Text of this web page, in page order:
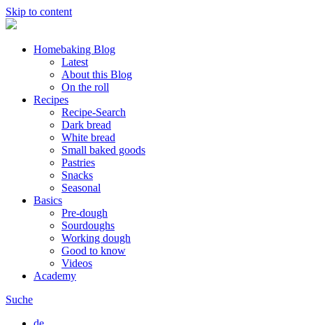
Skip to content
Homebaking Blog
Latest
About this Blog
On the roll
Recipes
Recipe-Search
Dark bread
White bread
Small baked goods
Pastries
Snacks
Seasonal
Basics
Pre-dough
Sourdoughs
Working dough
Good to know
Videos
Academy
Suche